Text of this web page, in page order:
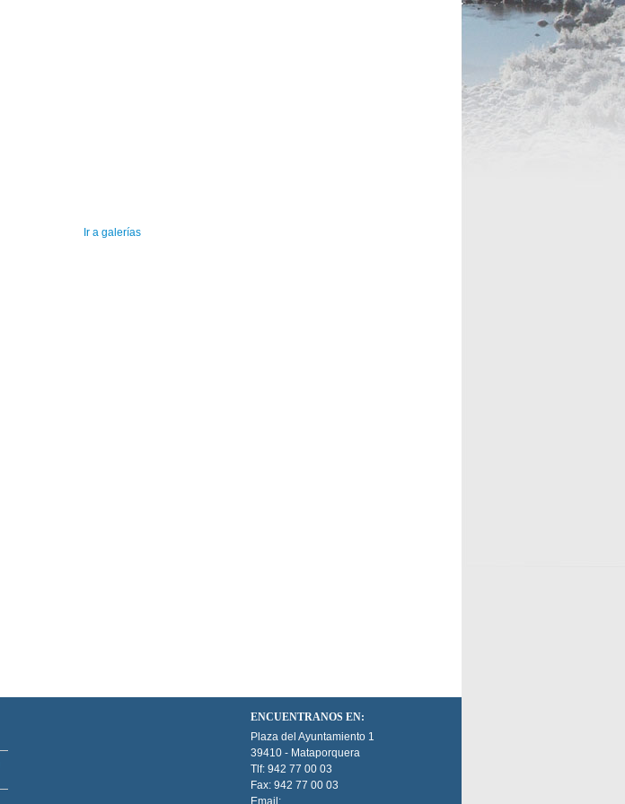
Ir a galerías
ENCUENTRANOS EN:
Plaza del Ayuntamiento 1
39410 - Mataporquera
Tlf: 942 77 00 03
Fax: 942 77 00 03
Email: